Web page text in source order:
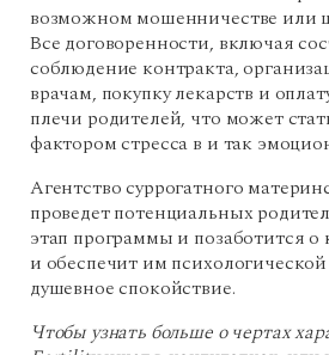
возможном мошенничестве или
Все договоренности, включая
соблюдение контракта,
врачам, покупку лекарств и
плечи родителей, что может
фактором стресса в и так
Агентство суррогатного
проведет потенциальных
этап программы и позаботится
и обеспечит им
душевное спокойствие.
Чтобы узнать больше о чертах